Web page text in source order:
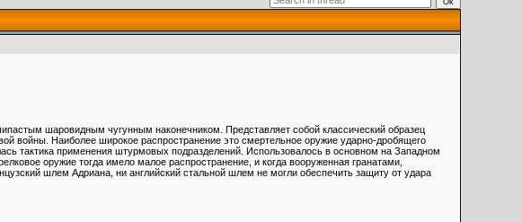
шаровидным чугунным наконечником. Представляет собой классический образец
войны. Наиболее широкое распространение это смертельное оружие ударно-дробящего
тактика применения штурмовых подразделений. Использовалось в основном на Западном
оружие тогда имело малое распространение, и когда вооруженная гранатами,
шлем Адриана, ни английский стальной шлем не могли обеспечить защиту от удара